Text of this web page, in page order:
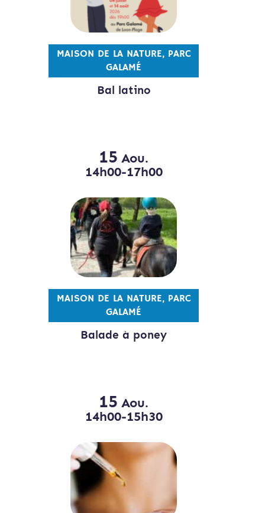
MAISON DE LA NATURE, PARC
GALAMÉ
Bal latino
15 Aou.
14h00-17h00
MAISON DE LA NATURE, PARC
GALAMÉ
Balade à poney
15 Aou.
14h00-15h30